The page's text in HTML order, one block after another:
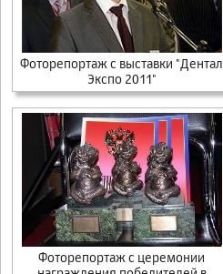
Фоторепортаж с выставки "Дентал
Экспо 2011"
Фоторепортаж с церемонии